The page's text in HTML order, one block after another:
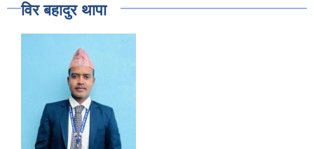
विर बहादुर थापा